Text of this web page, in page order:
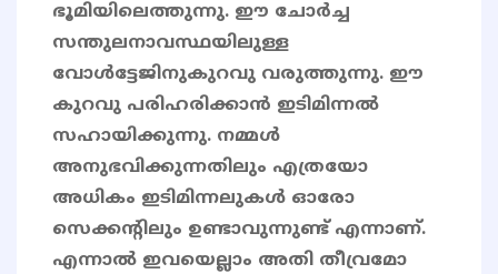
ഭൂമിയിലെത്തുന്നു. ഈ ചോർച്ച
സന്തുലനാവസ്ഥയിലുള്ള
വോൾട്ടേജിനുകുറവു വരുത്തുന്നു. ഈ
കുറവു പരിഹരിക്കാൻ ഇടിമിന്നൽ
സഹായിക്കുന്നു. നമ്മൾ
അനുഭവിക്കുന്നതിലും എത്രയോ
അധികം ഇടിമിന്നലുകൾ ഓരോ
സെക്കന്റിലും ഉണ്ടാവുന്നുണ്ട് എന്നാണ്.
എന്നാൽ ഇവയെല്ലാം അതി തീവ്രമോ